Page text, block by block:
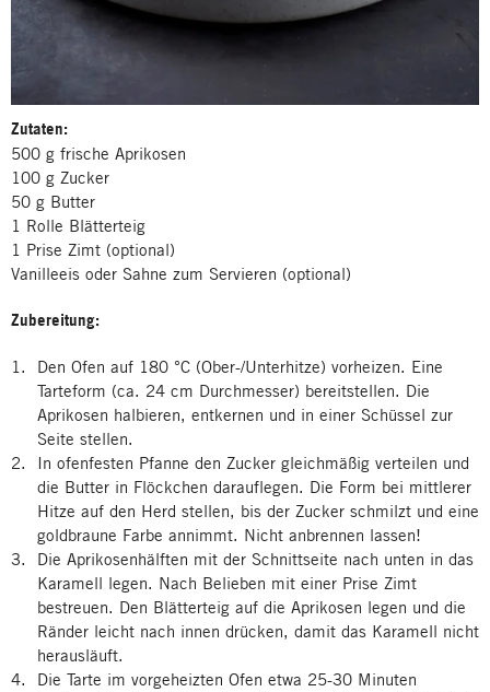
Zutaten:
500 g frische Aprikosen
100 g Zucker
50 g Butter
1 Rolle Blätterteig
1 Prise Zimt (optional)
Vanilleeis oder Sahne zum Servieren (optional)
Zubereitung:
Den Ofen auf 180 °C (Ober-/Unterhitze) vorheizen. Eine
Tarteform (ca. 24 cm Durchmesser) bereitstellen. Die
Aprikosen halbieren, entkernen und in einer Schüssel zur
Seite stellen.
In ofenfesten Pfanne den Zucker gleichmäßig verteilen und
die Butter in Flöckchen darauflegen. Die Form bei mittlerer
Hitze auf den Herd stellen, bis der Zucker schmilzt und eine
goldbraune Farbe annimmt. Nicht anbrennen lassen!
Die Aprikosenhälften mit der Schnittseite nach unten in das
Karamell legen. Nach Belieben mit einer Prise Zimt
bestreuen. Den Blätterteig auf die Aprikosen legen und die
Ränder leicht nach innen drücken, damit das Karamell nicht
herausläuft.
Die Tarte im vorgeheizten Ofen etwa 25-30 Minuten